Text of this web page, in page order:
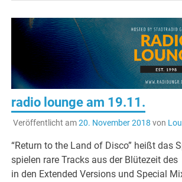
radio lounge am 19.11.
Veröffentlicht am20. November 2018 von
“Return to the Land of Disco” heißt das
spielen rare Tracks aus der Blütezeit
in den Extended Versions und Special